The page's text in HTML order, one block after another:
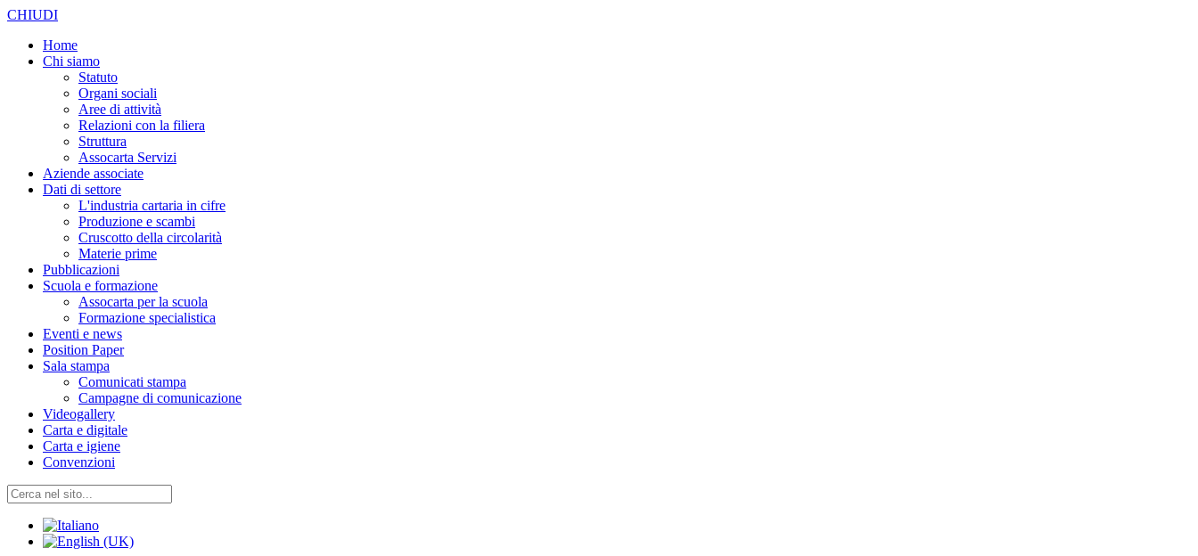
CHIUDI
Home
Chi siamo
Statuto
Organi sociali
Aree di attività
Relazioni con la filiera
Struttura
Assocarta Servizi
Aziende associate
Dati di settore
L'industria cartaria in cifre
Produzione e scambi
Cruscotto della circolarità
Materie prime
Pubblicazioni
Scuola e formazione
Assocarta per la scuola
Formazione specialistica
Eventi e news
Position Paper
Sala stampa
Comunicati stampa
Campagne di comunicazione
Videogallery
Carta e digitale
Carta e igiene
Convenzioni